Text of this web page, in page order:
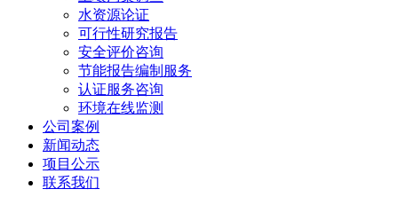
水资源论证
可行性研究报告
安全评价咨询
节能报告编制服务
认证服务咨询
环境在线监测
公司案例
新闻动态
项目公示
联系我们